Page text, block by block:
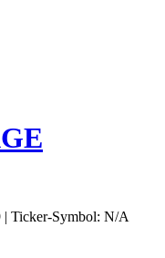
| Ticker-Symbol: N/A